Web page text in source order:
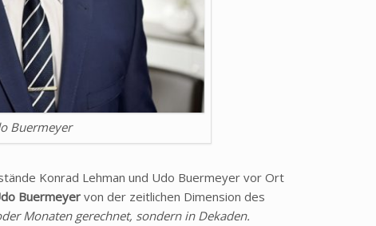
Buermeyer
Konrad Lehman und Udo Buermeyer vor Ort
Buermeyer von der zeitlichen Dimension des
Monaten gerechnet, sondern in Dekaden.